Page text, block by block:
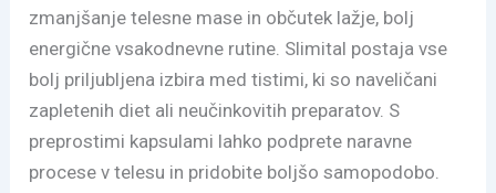
zmanjšanje telesne mase in občutek lažje, bolj
energične vsakodnevne rutine. Slimital postaja vse
bolj priljubljena izbira med tistimi, ki so naveličani
zapletenih diet ali neučinkovitih preparatov. S
preprostimi kapsulami lahko podprete naravne
procese v telesu in pridobite boljšo samopodobo.